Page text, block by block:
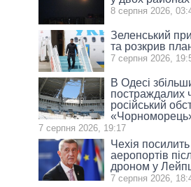
8 серпня 2026,
Зеленський
та розкрив
7 серпня 2026,
В Одесі
постраждалих
російський
7 серпня 2026, 19:17
Чехія
аеропортів
дроном у
7 серпня 2026,